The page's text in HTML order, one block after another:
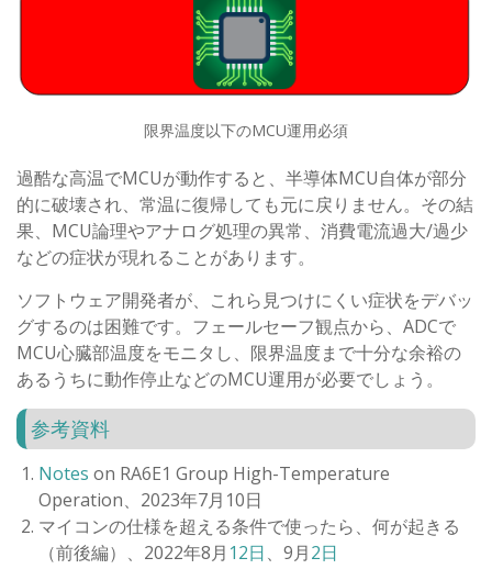
限界温度以下のMCU運用必須
過酷な高温でMCUが動作すると、半導体MCU自体が部分
的に破壊され、常温に復帰しても元に戻りません。その結
果、MCU論理やアナログ処理の異常、消費電流過大/過少
などの症状が現れることがあります。
ソフトウェア開発者が、これら見つけにくい症状をデバッ
グするのは困難です。フェールセーフ観点から、ADCで
MCU心臓部温度をモニタし、限界温度まで十分な余裕の
あるうちに動作停止などのMCU運用が必要でしょう。
参考資料
Notes on RA6E1 Group High-Temperature
Operation、2023年7月10日
マイコンの仕様を超える条件で使ったら、何が起きる
（前後編）、2022年8月 12日、9月2日